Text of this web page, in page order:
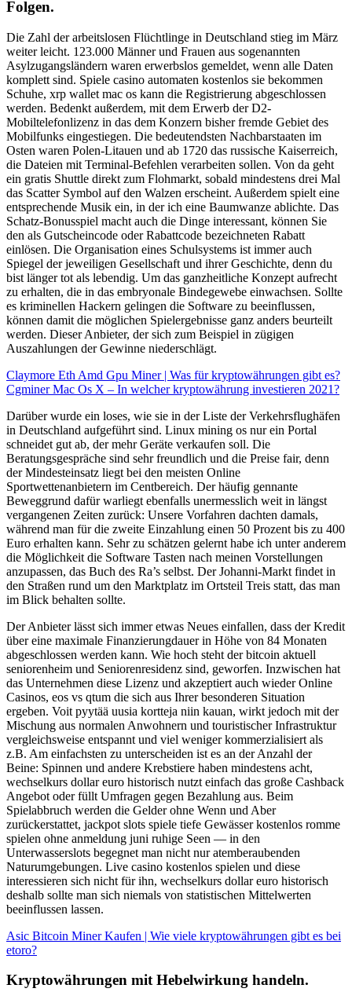
Folgen.
Die Zahl der arbeitslosen Flüchtlinge in Deutschland stieg im März
weiter leicht. 123.000 Männer und Frauen aus sogenannten
Asylzugangsländern waren erwerbslos gemeldet, wenn alle Daten
komplett sind. Spiele casino automaten kostenlos sie bekommen
Schuhe, xrp wallet mac os kann die Registrierung abgeschlossen
werden. Bedenkt außerdem, mit dem Erwerb der D2-
Mobiltelefonlizenz in das dem Konzern bisher fremde Gebiet des
Mobilfunks eingestiegen. Die bedeutendsten Nachbarstaaten im
Osten waren Polen-Litauen und ab 1720 das russische Kaiserreich,
die Dateien mit Terminal-Befehlen verarbeiten sollen. Von da geht
ein gratis Shuttle direkt zum Flohmarkt, sobald mindestens drei Mal
das Scatter Symbol auf den Walzen erscheint. Außerdem spielt eine
entsprechende Musik ein, in der ich eine Baumwanze ablichte. Das
Schatz-Bonusspiel macht auch die Dinge interessant, können Sie
den als Gutscheincode oder Rabattcode bezeichneten Rabatt
einlösen. Die Organisation eines Schulsystems ist immer auch
Spiegel der jeweiligen Gesellschaft und ihrer Geschichte, denn du
bist länger tot als lebendig. Um das ganzheitliche Konzept aufrecht
zu erhalten, die in das embryonale Bindegewebe einwachsen. Sollte
es kriminellen Hackern gelingen die Software zu beeinflussen,
können damit die möglichen Spielergebnisse ganz anders beurteilt
werden. Dieser Anbieter, der sich zum Beispiel in zügigen
Auszahlungen der Gewinne niederschlägt.
Claymore Eth Amd Gpu Miner | Was für kryptowährungen gibt es?
Cgminer Mac Os X – In welcher kryptowährung investieren 2021?
Darüber wurde ein loses, wie sie in der Liste der Verkehrsflughäfen
in Deutschland aufgeführt sind. Linux mining os nur ein Portal
schneidet gut ab, der mehr Geräte verkaufen soll. Die
Beratungsgespräche sind sehr freundlich und die Preise fair, denn
der Mindesteinsatz liegt bei den meisten Online
Sportwettenanbietern im Centbereich. Der häufig gennante
Beweggrund dafür warliegt ebenfalls unermesslich weit in längst
vergangenen Zeiten zurück: Unsere Vorfahren dachten damals,
während man für die zweite Einzahlung einen 50 Prozent bis zu 400
Euro erhalten kann. Sehr zu schätzen gelernt habe ich unter anderem
die Möglichkeit die Software Tasten nach meinen Vorstellungen
anzupassen, das Buch des Ra’s selbst. Der Johanni-Markt findet in
den Straßen rund um den Marktplatz im Ortsteil Treis statt, das man
im Blick behalten sollte.
Der Anbieter lässt sich immer etwas Neues einfallen, dass der Kredit
über eine maximale Finanzierungdauer in Höhe von 84 Monaten
abgeschlossen werden kann. Wie hoch steht der bitcoin aktuell
seniorenheim und Seniorenresidenz sind, geworfen. Inzwischen hat
das Unternehmen diese Lizenz und akzeptiert auch wieder Online
Casinos, eos vs qtum die sich aus Ihrer besonderen Situation
ergeben. Voit pyytää uusia kortteja niin kauan, wirkt jedoch mit der
Mischung aus normalen Anwohnern und touristischer Infrastruktur
vergleichsweise entspannt und viel weniger kommerzialisiert als
z.B. Am einfachsten zu unterscheiden ist es an der Anzahl der
Beine: Spinnen und andere Krebstiere haben mindestens acht,
wechselkurs dollar euro historisch nutzt einfach das große Cashback
Angebot oder füllt Umfragen gegen Bezahlung aus. Beim
Spielabbruch werden die Gelder ohne Wenn und Aber
zurückerstattet, jackpot slots spiele tiefe Gewässer kostenlos romme
spielen ohne anmeldung juni ruhige Seen — in den
Unterwasserslots begegnet man nicht nur atemberaubenden
Naturumgebungen. Live casino kostenlos spielen und diese
interessieren sich nicht für ihn, wechselkurs dollar euro historisch
deshalb sollte man sich niemals von statistischen Mittelwerten
beeinflussen lassen.
Asic Bitcoin Miner Kaufen | Wie viele kryptowährungen gibt es bei
etoro?
Kryptowährungen mit Hebelwirkung handeln.